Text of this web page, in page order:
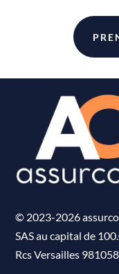
© 2023-2026
SAS au capital de
Rcs Versailles